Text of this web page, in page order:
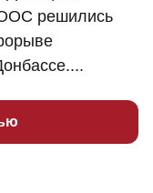
решились